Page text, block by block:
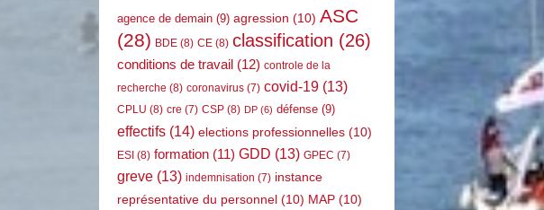
agence de demain (9) agression (10) ASC
(28) BDE (8) CE (8) classification (26)
conditions de travail (12) controle de la
recherche (8) coronavirus (7) covid-19 (13)
CPLU (8) cre (7) CSP (8) DP (6) défense (9)
effectifs (14) elections professionnelles (10)
ESI (8) formation (11) GDD (13) GPEC (7)
greve (13) indemnisation (7) instance
représentative du personnel (10) MAP (10)